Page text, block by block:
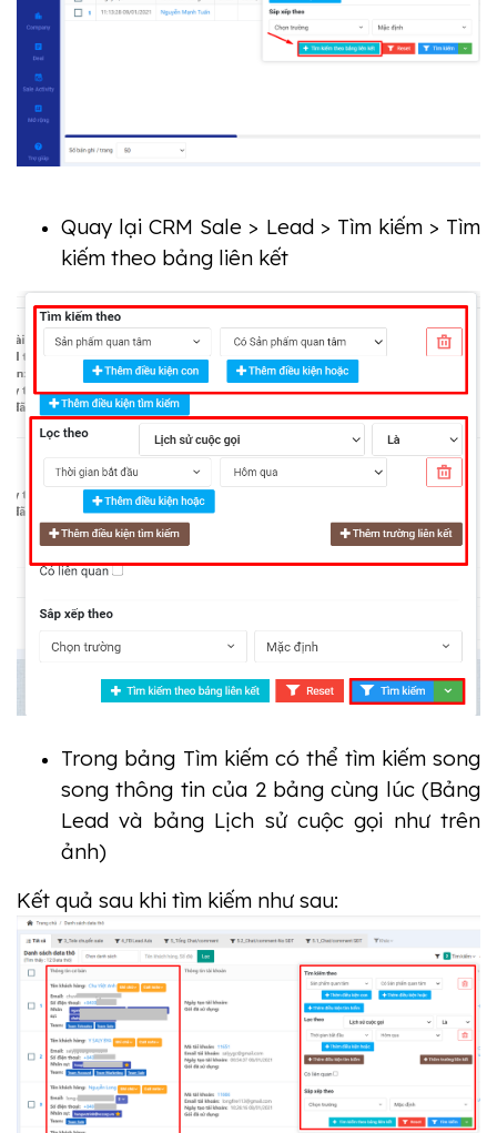
Quay lại CRM Sale > Lead > Tìm kiếm > Tìm
kiếm theo bảng liên kết
Trong bảng Tìm kiếm có thể tìm kiếm song
song thông tin của 2 bảng cùng lúc (Bảng
Lead và bảng Lịch sử cuộc gọi như trên
ảnh)
Kết quả sau khi tìm kiếm như sau: